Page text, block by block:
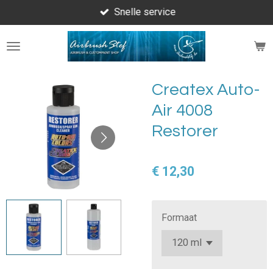
direct
naar
Snelle service
Createx Auto-
Air 4008
Restorer
€ 12,30
Formaat